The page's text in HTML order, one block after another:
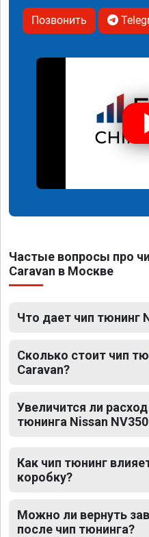
Позвонить
Частые вопросы про
Caravan в Москве
Что дает чип тюнинг
Сколько стоит чип
Caravan?
Увеличится ли
тюнинга Nissan
Как чип тюнинг
коробку?
Можно ли вернуть
после чип тюнинга?